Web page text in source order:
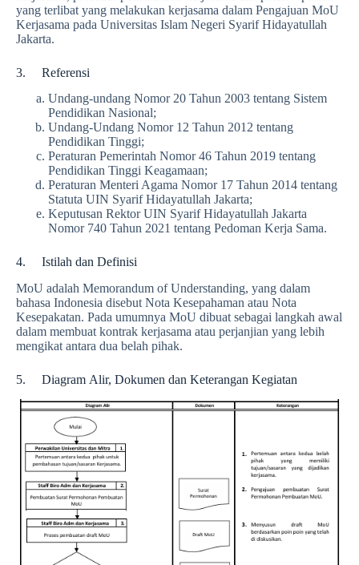
yang terlibat yang melakukan kerjasama dalam Pengajuan MoU
Kerjasama pada Universitas Islam Negeri Syarif Hidayatullah
Jakarta.
3. Referensi
Undang-undang Nomor 20 Tahun 2003 tentang Sistem
Pendidikan Nasional;
Undang-Undang Nomor 12 Tahun 2012 tentang
Pendidikan Tinggi;
Peraturan Pemerintah Nomor 46 Tahun 2019 tentang
Pendidikan Tinggi Keagamaan;
Peraturan Menteri Agama Nomor 17 Tahun 2014 tentang
Statuta UIN Syarif Hidayatullah Jakarta;
Keputusan Rektor UIN Syarif Hidayatullah Jakarta
Nomor 740 Tahun 2021 tentang Pedoman Kerja Sama.
4. Istilah dan Definisi
MoU adalah Memorandum of Understanding, yang dalam
bahasa Indonesia disebut Nota Kesepahaman atau Nota
Kesepakatan. Pada umumnya MoU dibuat sebagai langkah awal
dalam membuat kontrak kerjasama atau perjanjian yang lebih
mengikat antara dua belah pihak.
5. Diagram Alir, Dokumen dan Keterangan Kegiatan